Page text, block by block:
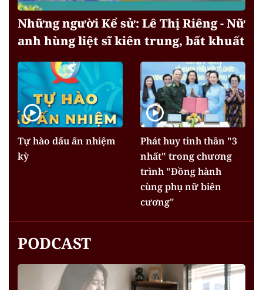
Những người Kể sử: Lê Thị Riêng - Nữ
anh hùng liệt sĩ kiên trung, bất khuất
Tự hào dấu ấn nhiệm
kỳ
Phát huy tinh thần "3
nhất" trong chương
trình "Đồng hành
cùng phụ nữ biên
cương"
PODCAST